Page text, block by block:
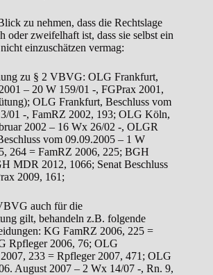
zu nehmen, dass die Rechtslage
oder zweifelhaft ist, dass sie selbst ein
einzuschätzen vermag:
zu § 2 VBVG: OLG Frankfurt,
– 20 W 159/01 -, FGPrax 2001,
OLG Frankfurt, Beschluss vom
01 -, FamRZ 2002, 193; OLG Köln,
2002 – 16 Wx 26/02 -, OLGR
vom 09.09.2005 – 1 W
264 = FamRZ 2006, 225; BGH
MDR 2012, 1066; Senat Beschluss
2009, 161;
auch für die
gilt, behandeln z.B. folgende
KG FamRZ 2006, 225 =
Rpfleger 2006, 76; OLG
233 = Rpfleger 2007, 471; OLG
August 2007 – 2 Wx 14/07 -, Rn. 9,